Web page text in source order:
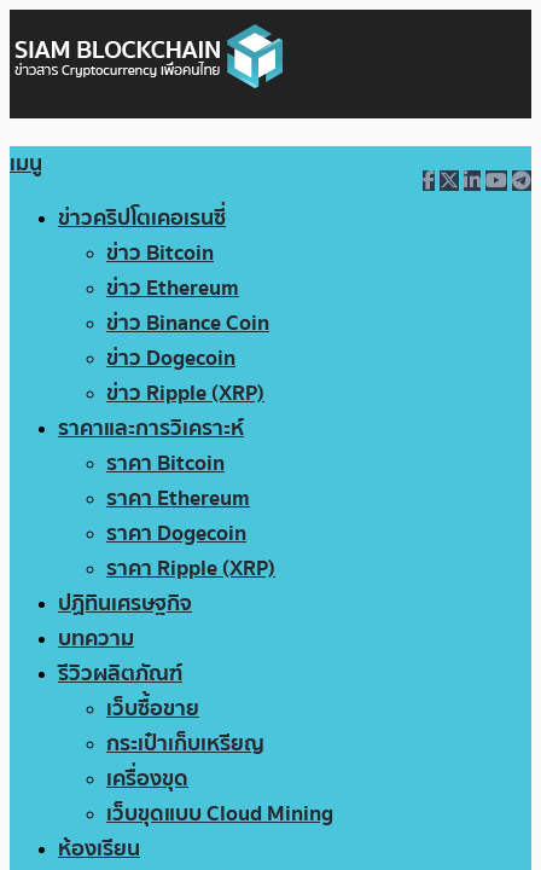
เมนู
ข่าวคริปโตเคอเรนซี่
ข่าว Bitcoin
ข่าว Ethereum
ข่าว Binance Coin
ข่าว Dogecoin
ข่าว Ripple (XRP)
ราคาและการวิเคราะห์
ราคา Bitcoin
ราคา Ethereum
ราคา Dogecoin
ราคา Ripple (XRP)
ปฏิทินเศรษฐกิจ
บทความ
รีวิวผลิตภัณฑ์
เว็บซื้อขาย
กระเป๋าเก็บเหรียญ
เครื่องขุด
เว็บขุดแบบ Cloud Mining
ห้องเรียน